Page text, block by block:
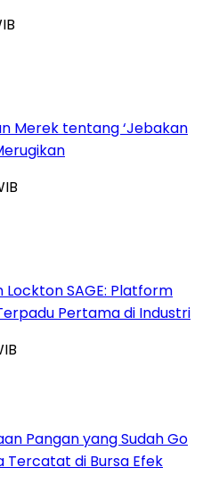
Merek tentang ‘Jebakan
SAGE: Platform
Pertama di Industri
Pangan yang Sudah Go
Tercatat di Bursa Efek